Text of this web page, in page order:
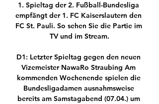
1. Spieltag der 2. Fußball-Bundesliga
empfängt der 1. FC Kaiserslautern den
FC St. Pauli. So sehen Sie die Partie im
TV und im Stream.
﻿D1: Letzter Spieltag gegen den neuen
Vizemeister NawaRo Straubing Am
kommenden Wochenende spielen die
Bundesligadamen ausnahmsweise
bereits am Samstagabend (07.04.) um